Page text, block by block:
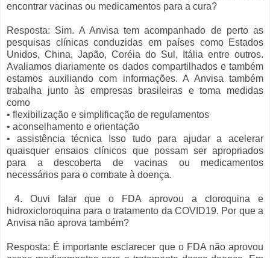
encontrar vacinas ou medicamentos para a cura?
Resposta: Sim. A Anvisa tem acompanhado de perto as
pesquisas clínicas conduzidas em países como Estados
Unidos, China, Japão, Coréia do Sul, Itália entre outros.
Avaliamos diariamente os dados compartilhados e também
estamos auxiliando com informações. A Anvisa também
trabalha junto às empresas brasileiras e toma medidas
como
• flexibilização e simplificação de regulamentos
• aconselhamento e orientação
• assistência técnica Isso tudo para ajudar a acelerar
quaisquer ensaios clínicos que possam ser apropriados
para a descoberta de vacinas ou medicamentos
necessários para o combate à doença.
4. Ouvi falar que o FDA aprovou a cloroquina e
hidroxicloroquina para o tratamento da COVID19. Por que a
Anvisa não aprova também?
Resposta: É importante esclarecer que o FDA não aprovou